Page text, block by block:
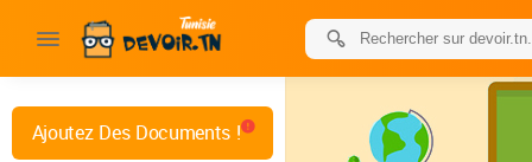
Ajoutez Des Documents !